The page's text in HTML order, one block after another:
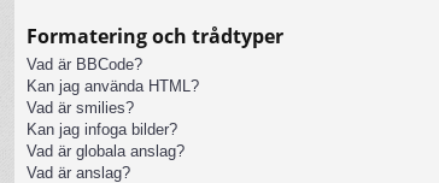
Formatering och trådtyper
Vad är BBCode?
Kan jag använda HTML?
Vad är smilies?
Kan jag infoga bilder?
Vad är globala anslag?
Vad är anslag?